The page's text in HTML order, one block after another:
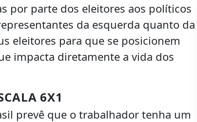
por parte dos eleitores aos políticos
da esquerda quanto da
eleitores para que se posicionem
impacta diretamente a vida dos
6X1
prevê que o trabalhador tenha um